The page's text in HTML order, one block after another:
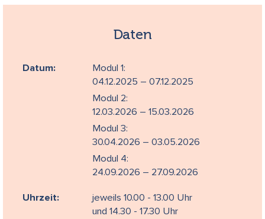
Daten
Datum:
Modul 1:
04.12.2025 – 07.12.2025
Modul 2:
12.03.2026 – 15.03.2026
Modul 3:
30.04.2026 – 03.05.2026
Modul 4:
24.09.2026 – 27.09.2026
Uhrzeit:
jeweils 10.00 - 13.00 Uhr
und 14.30 - 17.30 Uhr